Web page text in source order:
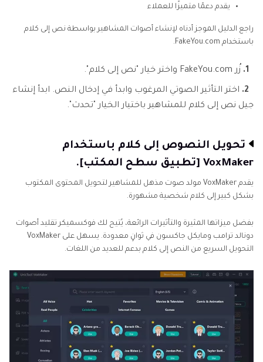
يقدم دعمًا متميزًا للعملاء
راجع الدليل الموجز أدناه لإنشاء أصوات المشاهير بواسطة نص إلى كلام
باستخدام FakeYou.com.
1. زُر FakeYou.com واختر خيار "نص إلى كلام".
2.
اختر التأثير الصوتي المرغوب وابدأ في إدخال النص. ابدأ إنشاء
جيل نص إلى كلام للمشاهير باختيار الخيار "تحدث".
تحويل النصوص إلى كلام باستخدام
VoxMaker [تطبيق سطح المكتب].
يقدم VoxMaker مولد صوت مذهل للمشاهير لتحويل المحتوى المكتوب
بشكل كبير إلى كلام شخصية مشهورة.
بفضل ميزاتها المثيرة والتأثيرات الرائعة، يُتيح لك فوكسميكر تقليد أصوات
دونالد ترامب ومايكل جاكسون في ثوانٍ معدودة. يسهل على VoxMaker
التحويل السريع من النص إلى كلام بدعم للعديد من اللغات.